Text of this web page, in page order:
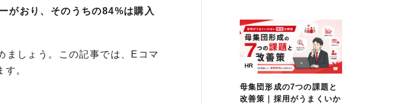
がおり、そのうちの84%は購入
しょう。この記事では、Eコマ
。
HR
母集団形成の7つの課題と
改善策｜採用がうまくいか